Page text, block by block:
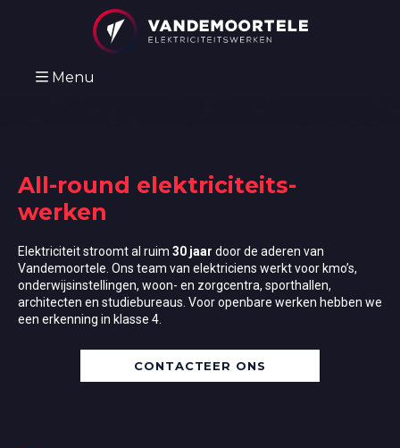
Menu
All-round elektriciteits-
werken
Elektriciteit stroomt al ruim 30 jaar door de aderen van
Vandemoortele. Ons team van elektriciens werkt voor kmo’s,
onderwijsinstellingen, woon- en zorgcentra, sporthallen,
architecten en studiebureaus. Voor openbare werken hebben we
een erkenning in klasse 4.
CONTACTEER ONS